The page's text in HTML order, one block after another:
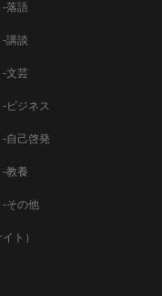
落語
講談
-文芸
ビジネス
自己啓発
教養
-その他
ト）